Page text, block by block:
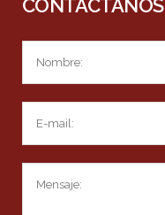
CONTÁCTANOS